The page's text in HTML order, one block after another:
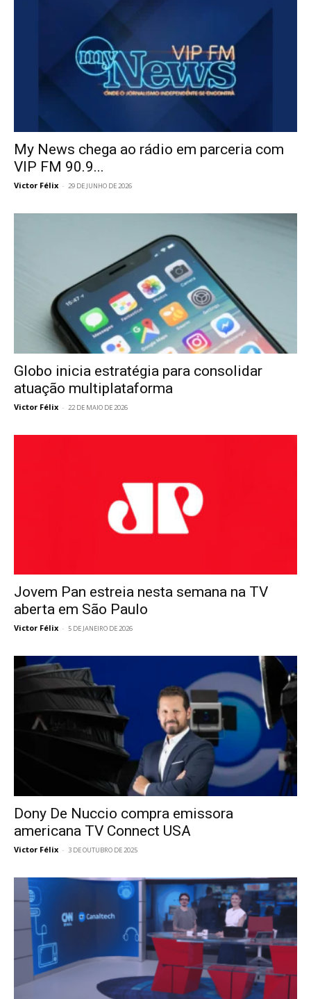
My News chega ao rádio em parceria com
VIP FM 90.9...
Victor Félix - 29 DE JUNHO DE 2026
Globo inicia estratégia para consolidar
atuação multiplataforma
Victor Félix - 22 DE MAIO DE 2026
Jovem Pan estreia nesta semana na TV
aberta em São Paulo
Victor Félix - 5 DE JANEIRO DE 2026
Dony De Nuccio compra emissora
americana TV Connect USA
Victor Félix - 3 DE OUTUBRO DE 2025